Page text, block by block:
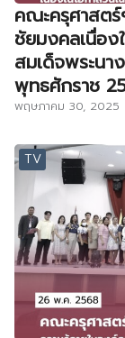
คณะครุศาสต
ชัยมงคลเนื่อง
สมเด็จพระนา
พุทธศักราช
พฤษภาคม 30, 2025
TV